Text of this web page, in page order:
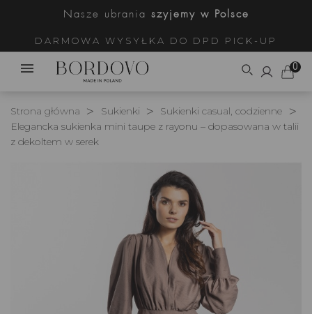
Nasze ubrania szyjemy w Polsce
DARMOWA WYSYŁKA DO DPD PICK-UP
0
Strona główna Sukienki
Sukienki casual, codzienne
Elegancka sukienka mini taupe z rayonu – dopasowana w talii
z dekoltem w serek